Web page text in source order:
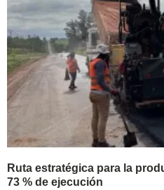
Ruta estratégica para la
73 % de ejecución